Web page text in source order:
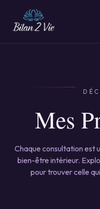
Mes
Chaque consultation est
bien-être intérieur.
pour trouver celle